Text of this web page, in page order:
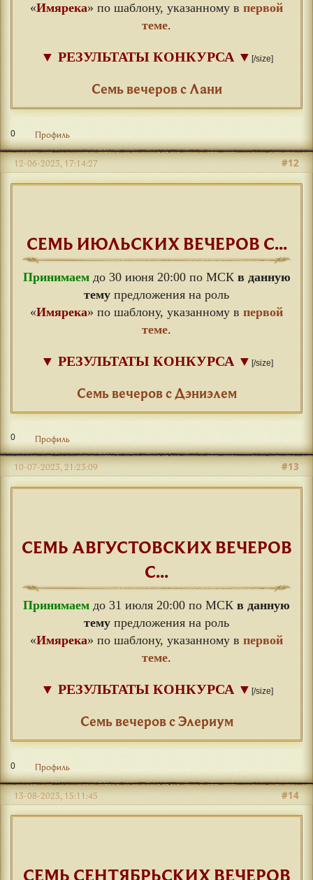
«Имярека» по шаблону, указанному в первой
теме.
▼ РЕЗУЛЬТАТЫ КОНКУРСА ▼ [/size]
Семь вечеров с Лани
0 Профиль
#12
12-06-2023, 17:14:27
СЕМЬ ИЮЛЬСКИХ ВЕЧЕРОВ С...
Принимаемдо 30 июня 20:00 по МСК в данную
тему предложения на роль
«Имярека» по шаблону, указанному в первой
теме.
▼ РЕЗУЛЬТАТЫ КОНКУРСА ▼ [/size]
Семь вечеров с Дэниэлем
0 Профиль
#13
10-07-2023, 21:23:09
СЕМЬ АВГУСТОВСКИХ ВЕЧЕРОВ
С...
Принимаем до 31 июля 20:00 по МСК в данную
тему предложения на роль
«Имярека» по шаблону, указанному в первой
теме.
▼ РЕЗУЛЬТАТЫ КОНКУРСА ▼ [/size]
Семь вечеров с Элериум
0 Профиль
#14
13-08-2023, 15:11:45
СЕМЬ СЕНТЯБРЬСКИХ ВЕЧЕРОВ